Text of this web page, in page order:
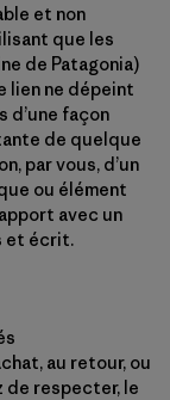
et non
que les
de Patagonia)
lien ne dépeint
d’une façon
de quelque
par vous, d’un
ou élément
avec un
et écrit.
au retour, ou
de respecter, le